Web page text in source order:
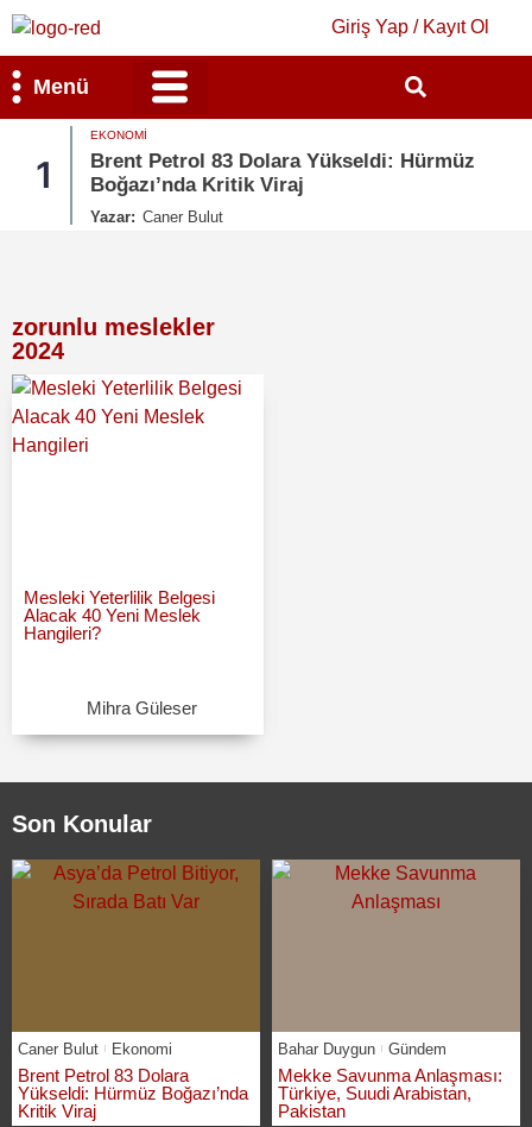
Giriş Yap / Kayıt Ol
Menü
1
EKONOMI
Brent Petrol 83 Dolara Yükseldi: Hürmüz
Boğazı’nda Kritik Viraj
Yazar: Caner Bulut
zorunlu meslekler
2024
Mesleki Yeterlilik Belgesi
Alacak 40 Yeni Meslek
Hangileri?
Mihra Güleser
Son Konular
Caner Bulut Ekonomi
Brent Petrol 83 Dolara
Yükseldi: Hürmüz Boğazı’nda
Kritik Viraj
Bahar Duygun Gündem
Mekke Savunma Anlaşması:
Türkiye, Suudi Arabistan,
Pakistan